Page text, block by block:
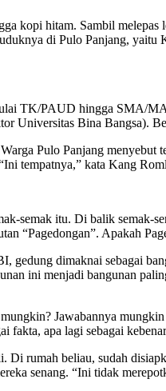
kopi hitam. Sambil
di Pulo Panjang,
TK/PAUD hingga SMA/
Universitas Bina Bangsa).
Pulo Panjang
tempatnya,” kata Kang
semak itu. Di balik semak-
“Pagedongan”. Apakah
dimaknai sebagai
ini menjadi bangunan
Jawabannya
fakta, apa lagi sebagai
rumah beliau, sudah
senang. “Ini tidak